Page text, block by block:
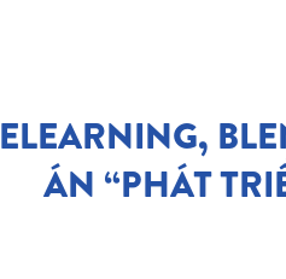
ELEARNING,
ÁN “PHÁT